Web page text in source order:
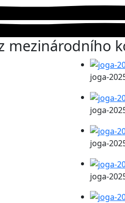
mezinárodního
joga-
joga-
joga-
joga-